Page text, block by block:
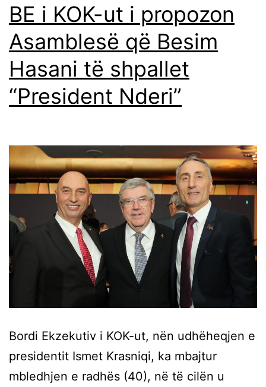
BE i KOK-ut i propozon
Asamblesë që Besim
Hasani të shpallet
“President Nderi”
Bordi Ekzekutiv i KOK-ut, nën udhëheqjen e
presidentit Ismet Krasniqi, ka mbajtur
mbledhjen e radhës (40), në të cilën u